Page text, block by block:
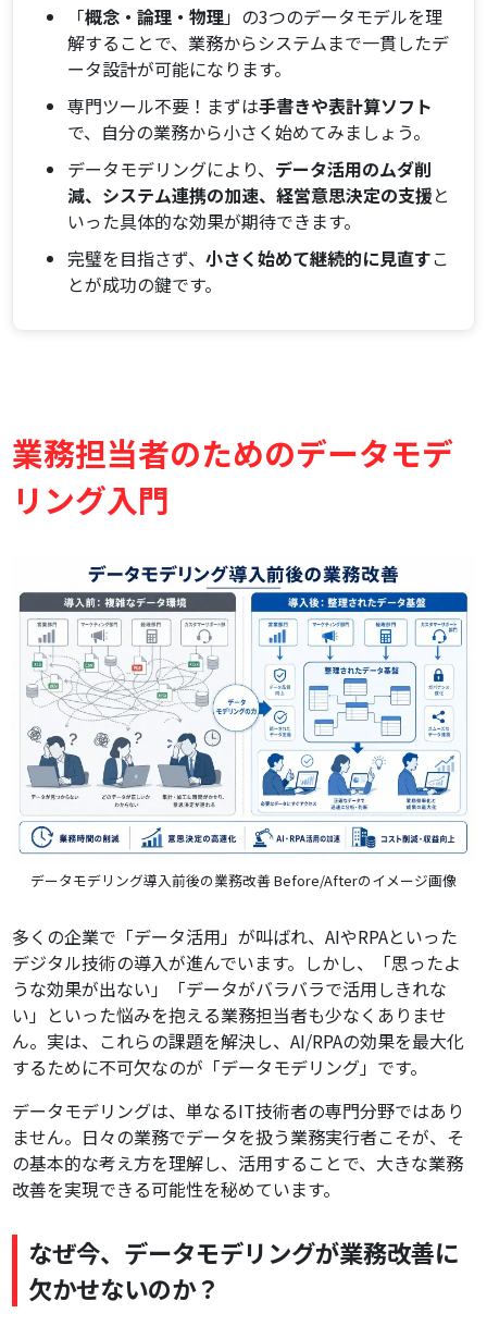
ステップ2: エンティティ（モノ・コト）とリレーシ
ョンシップ（関係性）の特定
ステップ3: 属性の定義と「正規化」の考え方（デー
タ重複をなくし、効率化を図る）
専用ツールは必須ではない！まずは手書きや表計算
ソフトで実践
データモデリングで実現する具体的な業務改善効果
データ活用の「ムダ」をなくし、分析精度を格段に
向上させる
システム間の連携をスムーズにし、情報共有と業務
る」マインドセット
部署間の連携不足を解消する「共通言語化」の重要
性
視点
まとめ：データモデリングは未来の業務基盤を築く第一
歩
今すぐあなたの業務でデータモデリングの視点を取
り入れよう
次のステップ：自社の業務プロセスを図にしてみる
ことから始める
「概念・論理・物理」の3つのデータモデルを理
解することで、業務からシステムまで一貫したデ
ータ設計が可能になります。
専門ツール不要！まずは手書きや表計算ソフト
で、自分の業務から小さく始めてみましょう。
データモデリングにより、 データ活用のムダ削
減、システム連携の加速、経営意思決定の支援と
いった具体的な効果が期待できます。
完璧を目指さず、小さく始めて継続的に見直すこ
とが成功の鍵です。
業務担当者のためのデータモデ
リング入門
データモデリング導入前後の業務改善 Before/Afterのイメージ画像
多くの企業で「データ活用」が叫ばれ、AIやRPAといった
デジタル技術の導入が進んでいます。しかし、「思ったよ
うな効果が出ない」「データがバラバラで活用しきれな
い」といった悩みを抱える業務担当者も少なくありませ
ん。実は、これらの課題を解決し、AI/RPAの効果を最大化
するために不可欠なのが「データモデリング」です。
データモデリングは、単なるIT技術者の専門分野ではあり
ません。日々の業務でデータを扱う業務実行者こそが、そ
の基本的な考え方を理解し、活用することで、大きな業務
改善を実現できる可能性を秘めています。
なぜ今、データモデリングが業務改善に
欠かせないのか？